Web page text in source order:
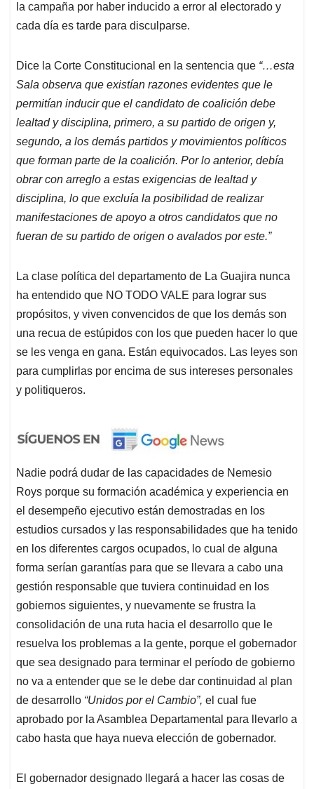
la campaña por haber inducido a error al electorado y
cada día es tarde para disculparse.
Dice la Corte Constitucional en la sentencia que “…esta
Sala observa que existían razones evidentes que le
permitían inducir que el candidato de coalición debe
lealtad y disciplina, primero, a su partido de origen y,
segundo, a los demás partidos y movimientos políticos
que forman parte de la coalición. Por lo anterior, debía
obrar con arreglo a estas exigencias de lealtad y
disciplina, lo que excluía la posibilidad de realizar
manifestaciones de apoyo a otros candidatos que no
fueran de su partido de origen o avalados por este.”
La clase política del departamento de La Guajira nunca
ha entendido que NO TODO VALE para lograr sus
propósitos, y viven convencidos de que los demás son
una recua de estúpidos con los que pueden hacer lo que
se les venga en gana. Están equivocados. Las leyes son
para cumplirlas por encima de sus intereses personales
y politiqueros.
Nadie podrá dudar de las capacidades de Nemesio
Roys porque su formación académica y experiencia en
el desempeño ejecutivo están demostradas en los
estudios cursados y las responsabilidades que ha tenido
en los diferentes cargos ocupados, lo cual de alguna
forma serían garantías para que se llevara a cabo una
gestión responsable que tuviera continuidad en los
gobiernos siguientes, y nuevamente se frustra la
consolidación de una ruta hacia el desarrollo que le
resuelva los problemas a la gente, porque el gobernador
que sea designado para terminar el período de gobierno
no va a entender que se le debe dar continuidad al plan
de desarrollo “Unidos por el Cambio”, el cual fue
aprobado por la Asamblea Departamental para llevarlo a
cabo hasta que haya nueva elección de gobernador.
El gobernador designado llegará a hacer las cosas de